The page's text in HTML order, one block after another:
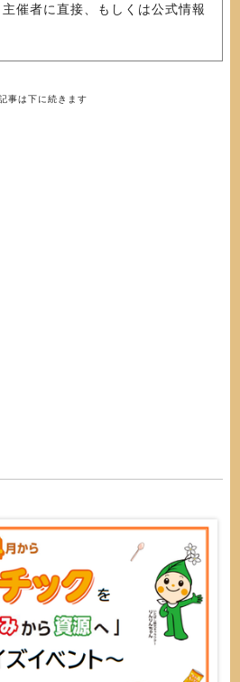
催者に直接、もしくは公式情報
事は下に続きます